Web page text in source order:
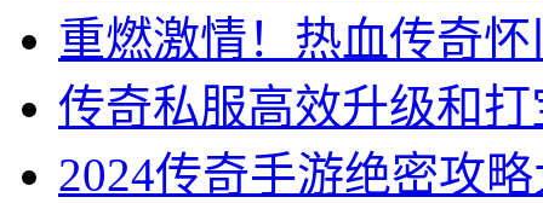
重燃激情！热血传奇
传奇私服高效升级和
2024传奇手游绝密攻